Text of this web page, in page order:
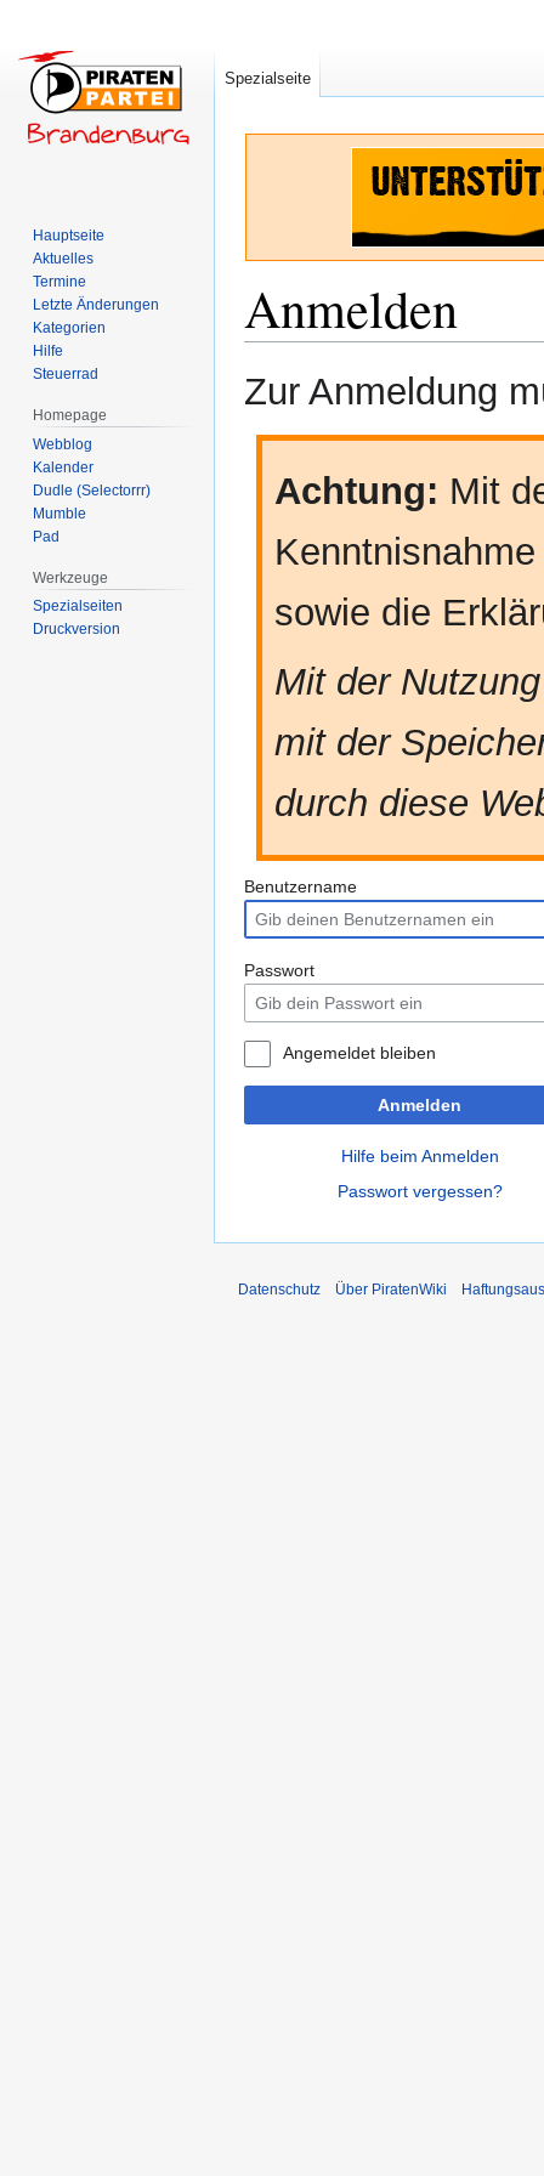
Anmelden
Navigation
Suche
Zur Anmeldung
Achtung: Mit
sowie die
Mit der
mit der
durch diese
Benutzername
Passwort
Angemeldet bleiben
Anmelden
Hilfe beim Anmelden
Passwort vergessen?
Spezialseite
Hauptseite
Aktuelles
Termine
Letzte Änderungen
Kategorien
Hilfe
Steuerrad
Homepage
Webblog
Kalender
Dudle (Selectorrr)
Mumble
Pad
Werkzeuge
Spezialseiten
Druckversion
Datenschutz Über PiratenWiki